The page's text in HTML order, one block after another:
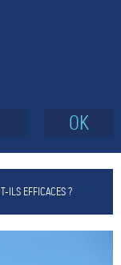
OK
ILS EFFICACES ?